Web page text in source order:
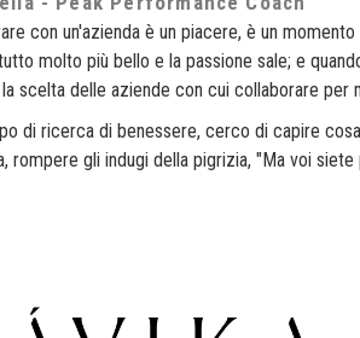
con un'azienda è un piacere, è un
molto più bello e la passione sale; e
scelta delle aziende con cui collaborare
di ricerca di benessere, cerco di capire
rompere gli indugi della pigrizia, "Ma voi